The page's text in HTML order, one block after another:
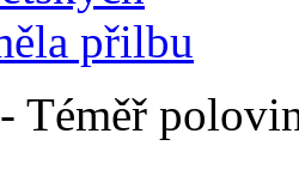
- Téměř